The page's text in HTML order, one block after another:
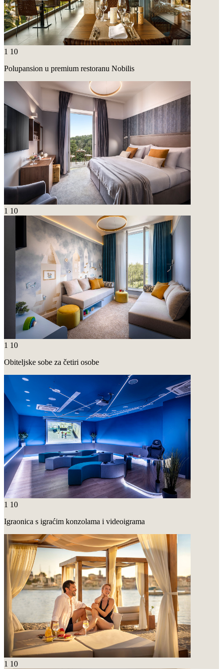
1 10
Polupansion u premium restoranu Nobilis
1 10
1 10
Obiteljske sobe za četiri osobe
1 10
Igraonica s igraćim konzolama i videoigrama
1 10